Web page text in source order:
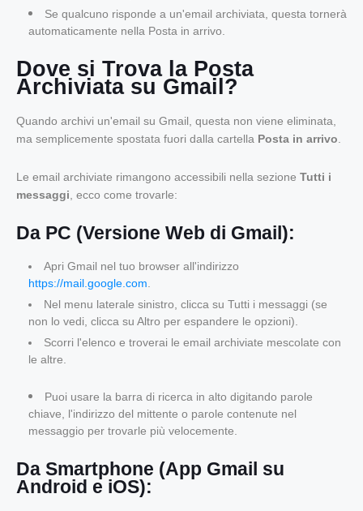
Se qualcuno risponde a un'email archiviata, questa tornerà
automaticamente nella Posta in arrivo.
Dove si Trova la Posta
Archiviata su Gmail?
Quando archivi un'email su Gmail, questa non viene eliminata,
ma semplicemente spostata fuori dalla cartella Posta in arrivo
Le email archiviate rimangono accessibili nella sezione Tutti i
messaggi , ecco come trovarle:
Da PC (Versione Web di Gmail):
Apri Gmail nel tuo browser all'indirizzo
https://mail.google.com
Nel menu laterale sinistro, clicca su Tutti i messaggi (se
non lo vedi, clicca su Altro per espandere le opzioni).
Scorri l'elenco e troverai le email archiviate mescolate con
le altre.
Puoi usare la barra di ricerca in alto digitando parole
chiave, l'indirizzo del mittente o parole contenute nel
messaggio per trovarle più velocemente.
Da Smartphone (App Gmail su
Android e iOS):